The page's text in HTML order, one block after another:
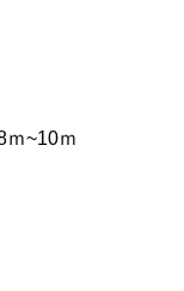
ｍ~10ｍ